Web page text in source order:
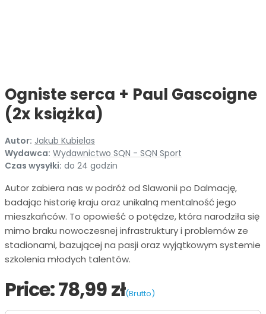
Ogniste serca + Paul Gascoigne
(2x książka)
Autor: Jakub Kubielas
Wydawca: Wydawnictwo SQN - SQN Sport
Czas wysyłki: do 24 godzin
Autor zabiera nas w podróż od Slawonii po Dalmację,
badając historię kraju oraz unikalną mentalność jego
mieszkańców. To opowieść o potędze, która narodziła się
mimo braku nowoczesnej infrastruktury i problemów ze
stadionami, bazującej na pasji oraz wyjątkowym systemie
szkolenia młodych talentów.
Price:78,99 zł(Brutto)